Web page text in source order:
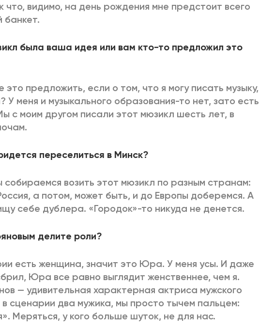
что, видимо, на день рождения мне предстоит всего
банкет.
была ваша идея или вам кто-то предложил это
это предложить, если о том, что я могу писать музыку,
У меня и музыкального образования-то нет, зато есть
с моим другом писали этот мюзикл шесть лет, в
переселиться в Минск?
собираемся возить этот мюзикл по разным странам:
а потом, может быть, и до Европы доберемся. А
себе дублера. «Городок»-то никуда не денется.
делите роли?
есть женщина, значит это Юра. У меня усы. И даже
Юра все равно выглядит женственнее, чем я.
— удивительная характерная актриса мужского
сценарии два мужика, мы просто тычем пальцем:
Меряться, у кого больше шуток, не для нас.